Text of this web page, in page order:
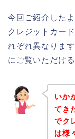
今回ご紹介した
クレジットカー
れぞれ異なりま
にご覧いただける
いか
てき
でク
は様